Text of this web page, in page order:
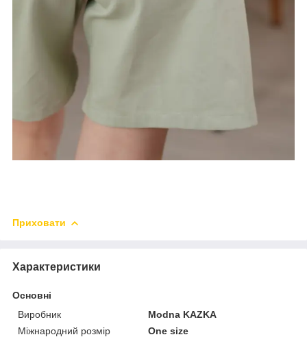
Приховати
Характеристики
Основні
Виробник
Modna KAZKA
Міжнародний розмір
One size